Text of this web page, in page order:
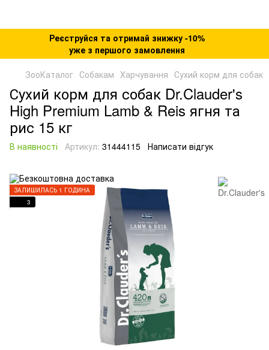
Реєструйся та отримай знижку -10%
уже з першого замовлення
ЗооКаталог Собакам Харчування Сухий корм для собак
Сухий корм для собак Dr.Clauder's
High Premium Lamb & Reis ягня та
рис 15 кг
В наявності Артикул: 31444115 Написати відгук
ЗАЛИШИЛАСЬ 1 ГОДИНА
3